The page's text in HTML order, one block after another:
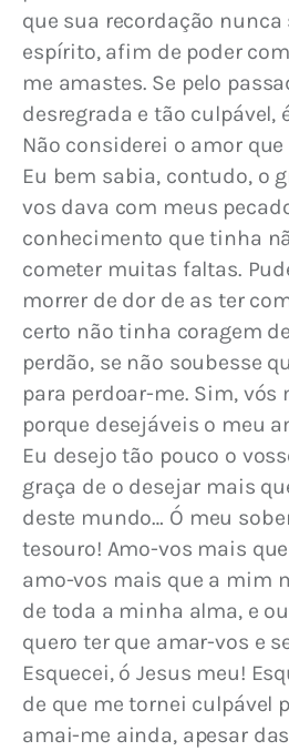
que sua recordação nunca
espírito, afim de poder
me amastes. Se pelo
desregrada e tão culpável,
Não considerei o amor
Eu bem sabia, contudo, o
vos dava com meus
conhecimento que tinha
cometer muitas faltas.
morrer de dor de as ter
certo não tinha coragem
perdão, se não soubesse
para perdoar-me. Sim, vós
porque desejáveis o meu
Eu desejo tão pouco o
graça de o desejar mais
deste mundo… Ó meu
tesouro! Amo-vos mais
amo-vos mais que a mim
de toda a minha alma, e
quero ter que amar-vos e
Esquecei, ó Jesus meu!
de que me tornei culpável
amai-me ainda, apesar